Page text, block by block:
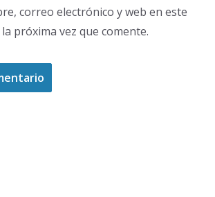
correo electrónico y web en este
próxima vez que comente.